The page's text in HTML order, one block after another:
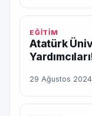
EĞİTİM
Atatürk
29 Ağustos 2024